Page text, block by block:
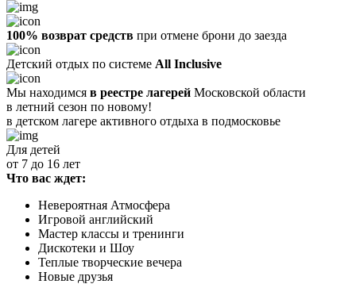
100% возврат средств при отмене брони до заезда
Детский отдых по системе All Inclusive
Мы находимся в реестре лагерей Московской области
в летний сезон по новому!
в детском лагере активного отдыха в подмосковье
Для детей
от 7 до 16 лет
Что вас ждет:
Невероятная Атмосфера
Игровой английский
Мастер классы и тренинги
Дискотеки и Шоу
Теплые творческие вечера
Новые друзья